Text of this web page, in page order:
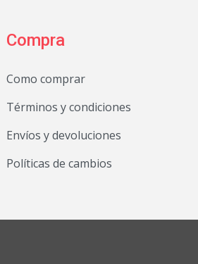
Compra
Como comprar
Términos y condiciones
Envíos y devoluciones
Políticas de cambios